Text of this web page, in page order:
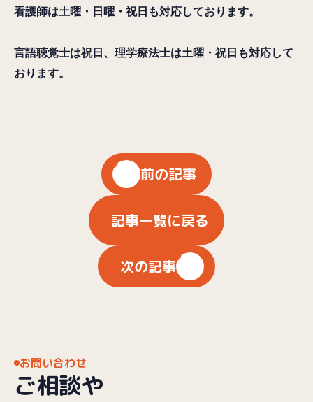
看護師は土曜・日曜・祝日も対応しております。
言語聴覚士は祝日、理学療法士は土曜・祝日も対応して
おります。
前の記事
記事一覧に戻る
次の記事
お問い合わせ
ご相談や